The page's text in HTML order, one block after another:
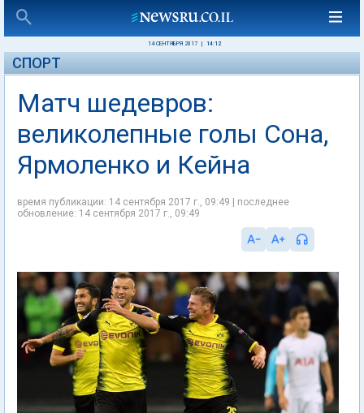
14 СЕНТЯБРЯ 2017 14:12
СПОРТ
Матч шедевров:
великолепные голы Сона,
Ярмоленко и Кейна
время публикации: 14 сентября 2017 г., 09:49 | последнее
обновление: 14 сентября 2017 г., 09:49